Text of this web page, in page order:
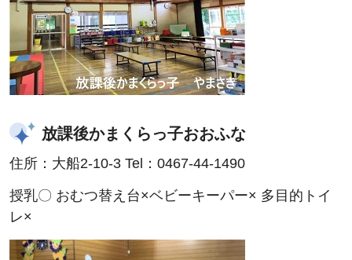
放課後かまくらっ子おおふな
住所：大船2-10-3 Tel：0467-44-1490
授乳〇 おむつ替え台×ベビーキーパー× 多目的トイ
レ×